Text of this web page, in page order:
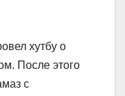
хутбу о
После этого
с